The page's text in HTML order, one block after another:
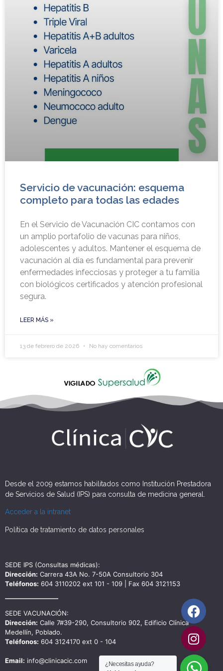
Servicio de vacunación: esquema
completo para todas las edades
En el Servicio de Vacunación CIC contamos con
un amplio portafolio de vacunas para niños,
adolescentes y adultos. Mantener el esquema de
vacunación al día es fundamental para prevenir
enfermedades infecciosas y proteger a tu familia
con biológicos certificados y atención profesional
segura.
LEER MÁS »
13 de febrero de 2026 No hay comentarios
Desde el 2009 estamos habilitados como Institución Prestadora
de Servicios de Salud (IPS) para consulta de medicina general.
Acceder a la intranet
Política de tratamiento de datos personales
SEDE IPS (Consultas médicas):
Dirección: Carrera 43A No. 7-50A Consultorio 304
Teléfonos: 604 3110202 ext 101 - 109 | Fax 604 3121153
SEDE VACUNACIÓN:
Dirección: Calle 7#39-290, Consultorio 902, Edificio Clínica
Medellín, Poblado.
Teléfonos: 604 3124170 ext 0 - 104
Email: info@clinicacic.com
¿Necesitas ayuda?